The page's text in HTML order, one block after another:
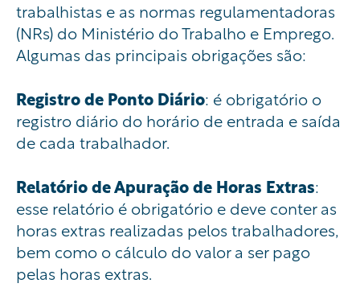
trabalhistas e as normas regulamentadoras
(NRs) do Ministério do Trabalho e Emprego.
Algumas das principais obrigações são:
Registro de Ponto Diário: é obrigatório o
registro diário do horário de entrada e saída
de cada trabalhador.
Relatório de Apuração de Horas Extras:
esse relatório é obrigatório e deve conter as
horas extras realizadas pelos trabalhadores,
bem como o cálculo do valor a ser pago
pelas horas extras.